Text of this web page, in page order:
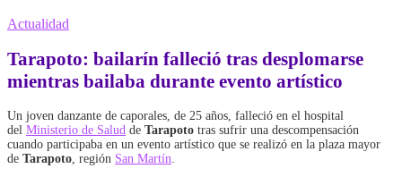
Actualidad
Tarapoto: bailarín falleció tras desplomarse
mientras bailaba durante evento artístico
Un joven danzante de caporales, de 25 años, falleció en el hospital
del Ministerio de Salud de Tarapoto tras sufrir una descompensación
cuando participaba en un evento artístico que se realizó en la plaza mayor
de Tarapoto , región San Martín